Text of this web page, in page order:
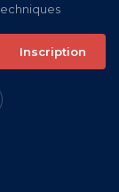
Inscription